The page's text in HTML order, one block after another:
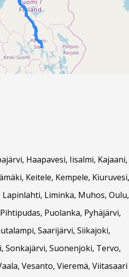
Haapavesi, Iisalmi, Kajaani,
Keitele, Kempele, Kiuruvesi,
Liminka, Muhos, Oulu,
Puolanka, Pyhäjärvi,
Saarijärvi, Siikajoki,
Sonkajärvi, Suonenjoki, Tervo,
Vesanto, Vieremä, Viitasaari